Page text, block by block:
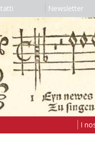
Newsletter
I